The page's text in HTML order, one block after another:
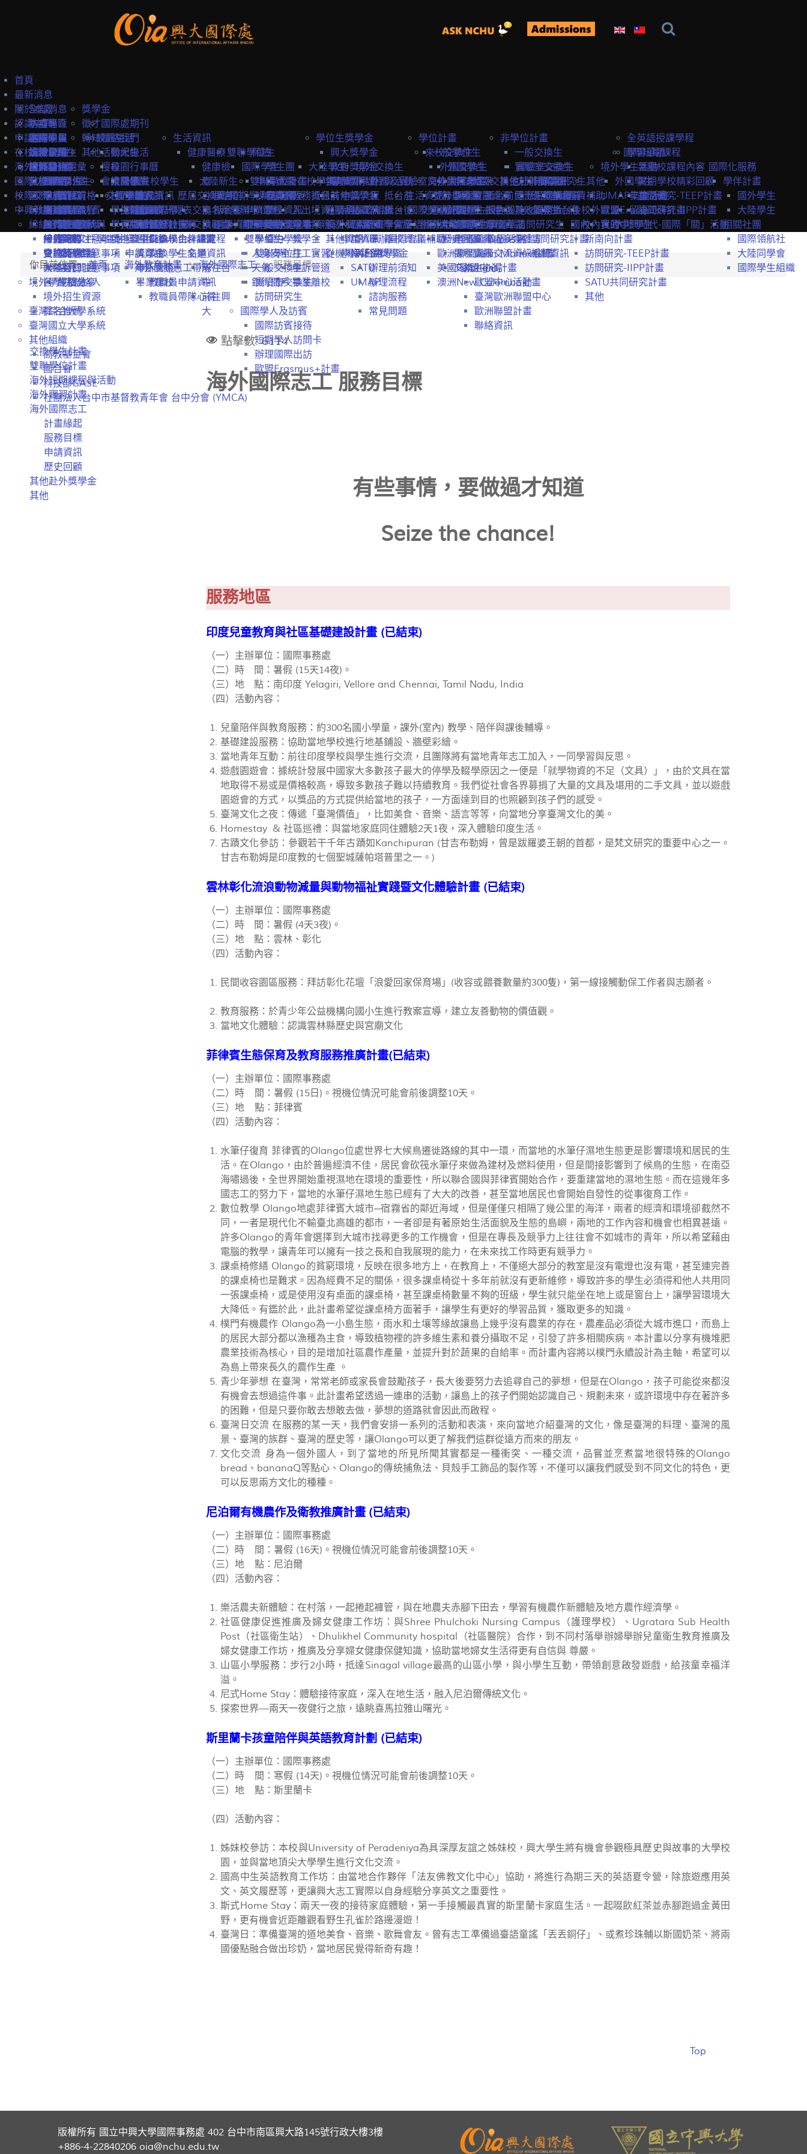
首頁
最新消息
全部消息
防疫專區
國際學生
本地學生
教職員
獎學金
徵才
轉知
其他
關於本處
本處簡介
本處成員
法規彙編
中英雙語詞彙
國際處期刊
聯絡我們
活動紀錄
搜尋
會議記錄
認識中興
選擇中興
認識台灣
認識台中
就學費用
學費
生活費
工作機會
校園生活
興大生活
校園行事曆
校園地圖
校內設施
學生活動
學習生活
學生住宿
生活資訊
健康醫療
健康檢
查
心理諮
商
就醫資
訊
保險
學生團
保
商業保
險
全民健
保
交通資訊
前往台
中
前往興
大
人身安全
天氣
銀行開戶
學位生獎學金
興大獎學金
政府獎學金
專案獎學金
其他獎學金
學位計畫
一般學位生
外國學生
大陸學生
雙聯學位生
外國學生
大陸學生
非學位計畫
一般交換生
實驗室交換生
訪問研究生
國際短期課程
全英語授課學程
學習華語
申請中興
境外學位生
身分別
國際學位生
國籍資格
申請流程
招生系所
申請文件
提名推薦
常見問題
經驗分享
大陸學生
申請資訊
課程資訊
常見問題
僑港澳生
申請資訊
雙聯學位生
國際學生
申請資訊
課程資訊
大陸學生
申請資訊
來校交換生
外國交換生
申請資訊
課程資訊
交換生心得
實驗室交換生
申請資訊
研究室資訊
交換生心得
大陸交換生
申請資訊
課程資訊
交換生心得
訪問研究生
訪問研究計畫
相關資訊
國際短期課程
暑期校課程內容
暑期學校精彩回顧
訪問研究-TEEP計畫
訪問研究-IIPP計畫
在校境外學生
境外學位生
外國新生
抵台前
抵台後
統一證號與
簽證
學習華語
外國在校學生
教務資訊
選課資訊
工作證
居留證
獎學金
申訴管道
畢業離校
大陸新生
抵台前
抵台後
選課資訊
大陸在校學生
教務資訊
入出境資訊
親屬探親
獎學金
打工實習
申訴管道
畢業離校
境外交換生
外國及實驗室交換生
抵台前
抵台後
學習華語
離校資訊
大陸交換生
抵台前
抵台後
離校資訊
訪問研究生
抵台前
抵台後
境外學生活動
外國學生
年度活動
留臺工作
大陸學生
國際化服務
學伴計畫
國外學生
大陸學生
相關社團
國際領航社
大陸同學會
國際學生組織
海外教育計畫
交換學生計畫
申請簡章
申請流程
熱門校統計
常見問題
交換獎學金
交換學校資訊
海外地區
大陸地區
歷屆交換資訊
交換名單
交換心得
雙聯學位計畫
申請流程
學校資訊
雙聯獎學金
海外短期課程與活動
申請流程
活動資訊
海外實習計畫
申請資訊
學海築夢獎學金
海外國際志工
計畫緣起
服務目標
申請資訊
歷史回顧
其他赴外獎學金
博士生獎學金
其他獎學金
其他
UMAP交換計畫
歐盟Erasmus+計畫
我的中興時代-國際「關」活動
國際訪賓與學人
國際訪賓
關於國際訪賓
接待原則
接待紀錄
國際學人
關於國際學人
交換教授計畫
歐盟Erasmus+計畫
短期學人訪問卡
申請流程
申請要點
抵台前
邀請函&工作證
簽證&居留證
其他資訊
從機場到台中
生活資訊
交通資訊
相關連結
校園資源
校內設施&服務
學習華語
校園活動
經費補助
校外資源
校內資源
校際交流合作
締結合約
締約注意事項
締約流程
合約範本
大陸簽約注意事項
各學院聯絡人
姊妹校一覽表
姊妹校搜尋
姊妹校合作總覽
雙聯學位
雙聯締約注意事項
雙聯締約學校
參與國際組織
EAIE
APAIE
NAFSA
SATU
UMAP
國際獎助計畫
國外
歐洲聯盟Erasmus+計畫
歐洲聯盟Jean Monnet計畫
美國Fulbright計畫
澳洲New Colombo計畫
國內
新南向計畫
訪問研究-TEEP計畫
訪問研究-IIPP計畫
SATU共同研究計畫
其他
臺灣綜合大學系統
臺灣國立大學系統
其他組織
高教基金會
國合會
科技部GASE
社團法人台中市基督教青年會 台中分會 (YMCA)
中興教職員
締結合約
一般締約注意事項
雙聯締約注意事項
聯絡窗口
境外學生招生
境外招生資源
提名推薦
海外教育計畫
交換學生計畫流程
交換學生名單
海外國際志工帶隊
教職員申請資訊
教職員帶隊心得
國際學生
學位生
雙聯學位生
一般交換生
實驗室交換生
訪問研究生
國際學人及訪賓
國際訪賓接待
短期學人訪問卡
辦理國際出訪
歐盟Erasmus+計畫
主辦國際會議
舉辦國際會議補助
入台證專區
辦理前須知
辦理流程
諮詢服務
常見問題
國際化資源
國際處多媒體
國際交流資訊系統
歐盟中心
歐盟中心活動
臺灣歐洲聯盟中心
歐洲聯盟計畫
聯絡資訊
你目前位置: 首頁 海外教育計畫 海外國際志工 服務目標
交換學生計畫
雙聯學位計畫
海外短期課程與活動
海外實習計畫
海外國際志工
計畫緣起
服務目標
申請資訊
歷史回顧
其他赴外獎學金
其他
點擊數: 6114
海外國際志工 服務目標
有些事情，要做過才知道
Seize the chance!
服務地區
印度兒童教育與社區基礎建設計畫 (已結束)
（一）主辦單位：國際事務處
（二）時 間：暑假 (15天14夜)。
（三）地 點：南印度 Yelagiri, Vellore and Chennai, Tamil Nadu, India
（四）活動內容：
兒童陪伴與教育服務：約300名國小學童，課外(室內) 教學、陪伴與課後輔導。
基礎建設服務：協助當地學校進行地基鋪設、牆壁彩繪。
當地青年互動：前往印度學校與學生進行交流，且團隊將有當地青年志工加入，一同學習與反思。
遊戲園遊會：據統計發展中國家大多數孩子最大的停學及輟學原因之一便是「就學物資的不足（文具）」，由於文具在當
地取得不易或是價格較高，導致多數孩子難以持續教育。我們從社會各界募捐了大量的文具及堪用的二手文具，並以遊戲
園遊會的方式，以獎品的方式提供給當地的孩子，一方面達到目的也照顧到孩子們的感受。
臺灣文化之夜：傳遞「臺灣價值」，比如美食、音樂、語言等等，向當地分享臺灣文化的美。
Homestay & 社區巡禮：與當地家庭同住體驗2天1夜，深入體驗印度生活。
古蹟文化參訪：參觀若干千年古蹟如Kanchipuran (甘吉布勒姆，曾是跋羅婆王朝的首都，是梵文研究的重要中心之一。
甘吉布勒姆是印度教的七個聖城薩帕塔普里之一。)
雲林彰化流浪動物減量與動物福祉實踐暨文化體驗計畫 (已結束)
（一）主辦單位：國際事務處
（二）時 間：暑假 (4天3夜)。
（三）地 點：雲林、彰化
（四）活動內容：
民間收容園區服務：拜訪彰化花壇「浪愛回家保育場」(收容或餵養數量約300隻)，第一線接觸動保工作者與志願者。
教育服務：於青少年公益機構向國小生進行教案宣導，建立友善動物的價值觀。
當地文化體驗：認識雲林縣歷史與宮廟文化
菲律賓生態保育及教育服務推廣計畫(已結束)
（一）主辦單位：國際事務處
（二）時 間：暑假 (15日)。視機位情況可能會前後調整10天。
（三）地 點：菲律賓
（四）活動內容：
水筆仔復育 菲律賓的Olango位處世界七大候鳥遷徙路線的其中一環，而當地的水筆仔濕地生態更是影響環境和居民的生
活。在Olango，由於普遍經濟不佳，居民會砍筏水筆仔來做為建材及燃料使用，但是間接影響到了候鳥的生態，在南亞
海嘯過後，全世界開始重視濕地在環境的重要性，所以聯合國與菲律賓開始合作，要重建當地的濕地生態。而在這幾年多
國志工的努力下，當地的水筆仔濕地生態已經有了大大的改善，甚至當地居民也會開始自發性的從事復育工作。
數位教學 Olango地處菲律賓大城市─宿霧省的鄰近海域，但是僅僅只相隔了幾公里的海洋，兩者的經濟和環境卻截然不
同，一者是現代化不輸臺北高雄的都市，一者卻是有著原始生活面貌及生態的島嶼，兩地的工作內容和機會也相異甚遠。
許多Olango的青年會選擇到大城市找尋更多的工作機會，但是在專長及競爭力上往往會不如城市的青年，所以希望藉由
電腦的教學，讓青年可以擁有一技之長和自我展現的能力，在未來找工作時更有競爭力。
課桌椅修繕 Olango的貧窮環境，反映在很多地方上，在教育上，不僅絕大部分的教室是沒有電燈也沒有電，甚至連完善
的課桌椅也是難求。因為經費不足的關係，很多課桌椅從十多年前就沒有更新維修，導致許多的學生必須得和他人共用同
一張課桌椅，或是使用沒有桌面的課桌椅，甚至課桌椅數量不夠的班級，學生就只能坐在地上或是窗台上，讓學習環境大
大降低。有鑑於此，此計畫希望從課桌椅方面著手，讓學生有更好的學習品質，獲取更多的知識。
樸門有機農作 Olango為一小島生態，雨水和土壤等緣故讓島上幾乎沒有農業的存在，農產品必須從大城市進口，而島上
的居民大部分都以漁穫為主食，導致植物裡的許多維生素和養分攝取不足，引發了許多相關疾病。本計畫以分享有機堆肥
農業技術為核心，目的是增加社區農作產量，並提升對於蔬果的自給率。而計畫內容將以樸門永續設計為主軸，希望可以
為島上帶來長久的農作生產 。
青少年夢想 在臺灣，常常老師或家長會鼓勵孩子，長大後要努力去追尋自己的夢想，但是在Olango，孩子可能從來都沒
有機會去想過這件事。此計畫希望透過一連串的活動，讓島上的孩子們開始認識自己、規劃未來，或許環境中存在著許多
的困難，但是只要你敢去想敢去做，夢想的道路就會因此而啟程。
臺灣日交流 在服務的某一天，我們會安排一系列的活動和表演，來向當地介紹臺灣的文化，像是臺灣的料理、臺灣的風
景、臺灣的族群、臺灣的歷史等，讓Olango可以更了解我們這群從遠方而來的朋友。
文化交流 身為一個外國人，到了當地的所見所聞其實都是一種衝突、一種交流，品嘗並烹煮當地很特殊的Olango
bread、bananaQ等點心、Olango的傳統捕魚法、貝殼手工飾品的製作等，不僅可以讓我們感受到不同文化的特色，更
可以反思兩方文化的種種。
尼泊爾有機農作及衛教推廣計畫 (已結束)
（一）主辦單位：國際事務處
（二）時 間：暑假 (16天)。視機位情況可能會前後調整10天。
（三）地 點：尼泊爾
（四）活動內容：
樂活農夫新體驗：在村落，一起捲起褲管，與在地農夫赤腳下田去，學習有機農作新體驗及地方農作經濟學。
社區健康促進推廣及婦女健康工作坊：與Shree Phulchoki Nursing Campus（護理學校）、Ugratara Sub Health
Post（社區衛生站）、Dhulikhel Community hospital（社區醫院）合作，到不同村落舉辦婦舉辦兒童衛生教育推廣及
婦女健康工作坊，推廣及分享婦女健康保健知識，協助當地婦女生活得更有自信與 尊嚴。
山區小學服務：步行2小時，抵達Sinagal village最高的山區小學，與小學生互動，帶領創意啟發遊戲，給孩童幸福洋
溢。
尼式Home Stay：體驗接待家庭，深入在地生活，融入尼泊爾傳統文化。
探索世界—兩天一夜健行之旅，遠眺喜馬拉雅山曙光。
斯里蘭卡孩童陪伴與英語教育計劃 (已結束)
（一）主辦單位：國際事務處
（二）時 間：寒假 (14天)。視機位情況可能會前後調整10天。
（三）地 點：斯里蘭卡
（四）活動內容：
姊妹校參訪：本校與University of Peradeniya為具深厚友誼之姊妹校，興大學生將有機會參觀極具歷史與故事的大學校
園，並與當地頂尖大學學生進行文化交流。
國高中生英語教育工作坊：由當地合作夥伴「法友佛教文化中心」協助，將進行為期三天的英語夏令營，除旅遊應用英
文、英文履歷等，更讓興大志工實際以自身經驗分享英文之重要性。
斯式Home Stay：兩天一夜的接待家庭體驗，第一手接觸最真實的斯里蘭卡家庭生活。一起啜飲紅茶並赤腳跑過金黃田
野，更有機會近距離觀看野生孔雀於路邊漫遊！
臺灣日：準備臺灣的道地美食、音樂、歌舞會友。曾有志工準備過臺語童謠「丟丟銅仔」、或煮珍珠輔以斯國奶茶、將兩
國優點融合做出珍奶，當地居民覺得新奇有趣！
Top
版權所有 國立中興大學國際事務處 402 台中市南區興大路145號行政大樓3樓
+886-4-22840206 oia@nchu.edu.tw